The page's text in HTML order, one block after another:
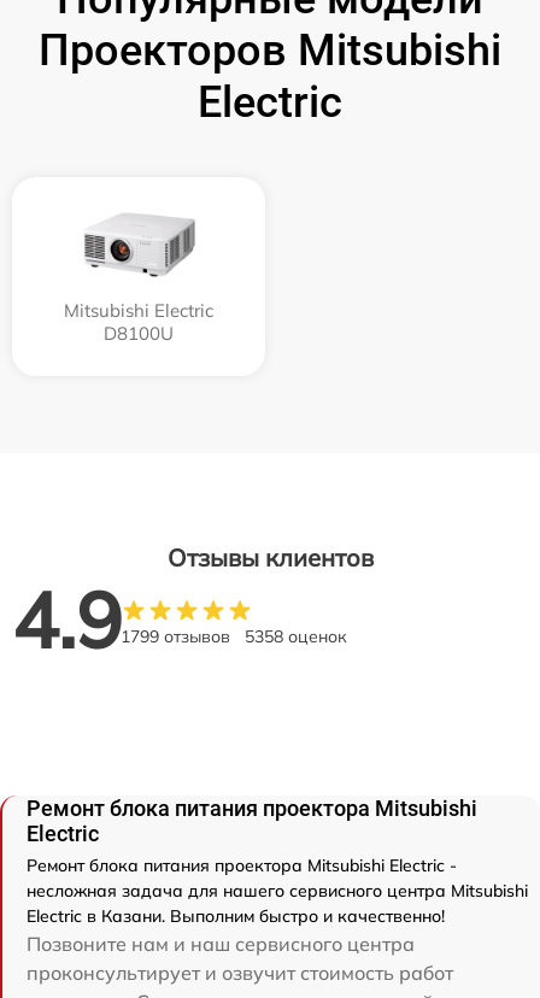
Проекторов Mitsubishi
Electric
Mitsubishi Electric
D8100U
Отзывы клиентов
4.91799 отзывов 5358 оценок
Ремонт блока питания проектора Mitsubishi
Electric
Ремонт блока питания проектора Mitsubishi Electric -
несложная задача для нашего сервисного центра Mitsubishi
Electric в Казани. Выполним быстро и качественно!
Позвоните нам и наш сервисного центра
проконсультирует и озвучит стоимость работ